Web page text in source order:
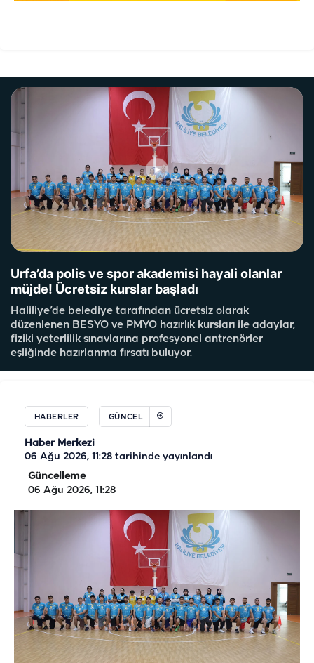
Urfa’da polis ve spor akademisi hayali olanlar
müjde! Ücretsiz kurslar başladı
Haliliye’de belediye tarafından ücretsiz olarak
düzenlenen BESYO ve PMYO hazırlık kursları ile adaylar,
fiziki yeterlilik sınavlarına profesyonel antrenörler
eşliğinde hazırlanma fırsatı buluyor.
HABERLER GÜNCEL
Haber Merkezi
06 Ağu 2026, 11:28 tarihinde yayınlandı
Güncelleme
06 Ağu 2026, 11:28